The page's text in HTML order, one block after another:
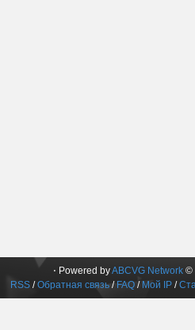
⋅ Powered byABCVG Network ©
RSS /Обратная связь / FAQ / Мой IP /